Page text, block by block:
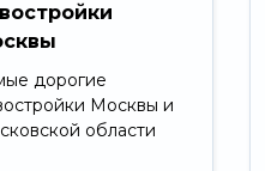
дорогие
Москвы и
области